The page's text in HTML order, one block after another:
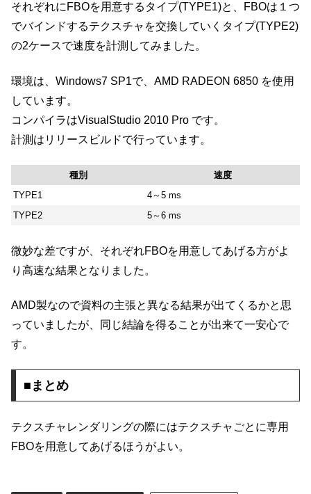
それぞれにFBOを用意するタイプ(TYPE1)と、FBOは１つ
でバインドするテクスチャを交換していくタイプ(TYPE2)
の2ケースで速度を計測してみました。
環境は、Windows7 SP1で、AMD RADEON 6850 を使用
しています。
コンパイラはVisualStudio 2010 Pro です。
計測はリリースビルドで行っています。
種別
速度
TYPE1
4～5 ms
TYPE2
5～6 ms
微妙な差ですが、それぞれFBOを用意してあげる方がよ
り高速な結果となりました。
AMD製なので資料の主張と異なる結果が出てくるかと思
っていましたが、同じ結論を得ることが出来て一安心で
す。
■まとめ
テクスチャレンダリングの際にはテクスチャごとに専用
FBOを用意してあげるほうがよい。